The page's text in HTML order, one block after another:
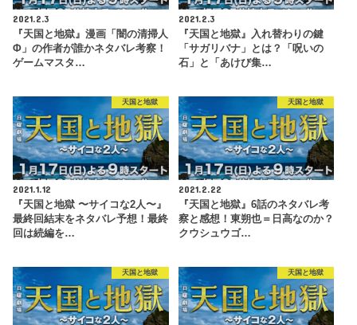
2021.2.3
『天国と地獄』漫画「闇の清掃人
Φ」の作者が誰かネタバレ考察！
ゲームマスタ…
2021.2.3
『天国と地獄』入れ替わりの鍵
「サガリバナ」とは？「呪いの
石」と「あけび集…
天国と地獄
2021.1.12
『天国と地獄 〜サイコな2人〜』
最終回結末をネタバレ予想！最終
回は続編を…
天国と地獄
2021.2.22
『天国と地獄』6話のネタバレ考
察と感想！東朔也＝日高なのか？
クウシュウゴ…
天国と地獄 天国と地獄